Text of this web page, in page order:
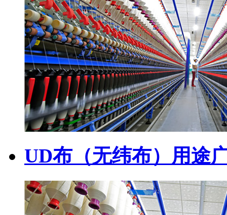
UD布（无纬布）用途